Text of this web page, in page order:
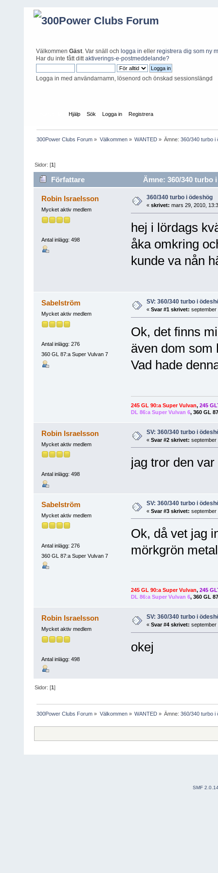
Välkommen Gäst . Var snäll och logga in eller registrera dig som ny
Har du inte fått ditt aktiverings-e-postmeddelande?
Logga in med användarnamn, lösenord och önskad sessionslängd
Hjälp Sök Logga in Registrera
300Power Clubs Forum » Välkommen» WANTED» Ämne:360/340 turbo i
Sidor: [1]
Författare Ämne: 360/340 turbo
Robin Israelsson
Mycket aktiv medlem
Antal inlägg: 498
360/340 turbo i ödeshög
« skrivet: mars 29, 2010,
hej i lördags
åka omkring
kunde va nån
Sabelström
Mycket aktiv medlem
Antal inlägg: 276
360 GL 87:a Super Vulvan 7
SV: 360/340 turbo i
« Svar #1 skrivet: september
Ok, det finns
även dom som
Vad hade
245 GL 90:a Super Vulvan,245
DL 86:a Super Vulvan 6, 360 GL
Robin Israelsson
Mycket aktiv medlem
Antal inlägg: 498
SV: 360/340 turbo i
« Svar #2 skrivet: september
jag tror den var
Sabelström
Mycket aktiv medlem
Antal inlägg: 276
360 GL 87:a Super Vulvan 7
SV: 360/340 turbo i
« Svar #3 skrivet: september
Ok, då vet jag
mörkgrön
245 GL 90:a Super Vulvan,245
DL 86:a Super Vulvan 6, 360 GL
Robin Israelsson
Mycket aktiv medlem
Antal inlägg: 498
SV: 360/340 turbo i
« Svar #4 skrivet: september
okej
Sidor: [1]
300Power Clubs Forum » Välkommen» WANTED» Ämne:360/340 turbo i
SMF